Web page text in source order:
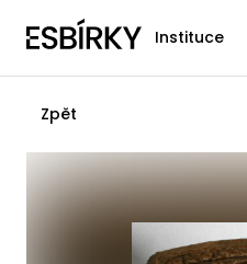
Instituce
Zpět